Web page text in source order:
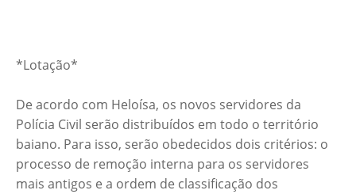
*Lotação*
De acordo com Heloísa, os novos servidores da
Polícia Civil serão distribuídos em todo o território
baiano. Para isso, serão obedecidos dois critérios: o
processo de remoção interna para os servidores
mais antigos e a ordem de classificação dos